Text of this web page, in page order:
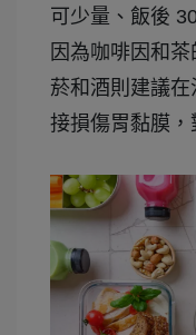
可少量、飯後
因為咖啡因和
菸和酒則建議
接損傷胃黏膜，